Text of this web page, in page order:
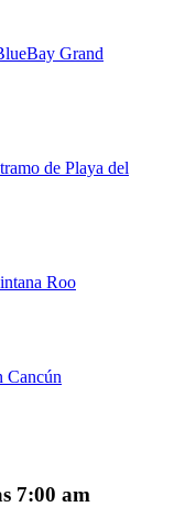
Grand
de Playa del
Roo
Cancún
7:00 am